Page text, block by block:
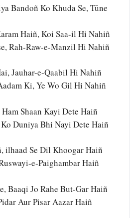
Bandoñ Ko Khuda Se, Tūne
Haiñ, Koi Saa-il Hi Nahiñ
Rah-Raw-e-Manzil Hi Nahiñ
Jauhar-e-Qaabil Hi Nahiñ
Ki, Ye Wo Gil Hi Nahiñ
Shaan Kayi Dete Haiñ
Duniya Bhi Nayi Dete Haiñ
ilhaad Se Dil Khoogar Haiñ
e-Paighambar Haiñ
Baaqi Jo Rahe But-Gar Haiñ
Aur Pisar Aazar Haiñ